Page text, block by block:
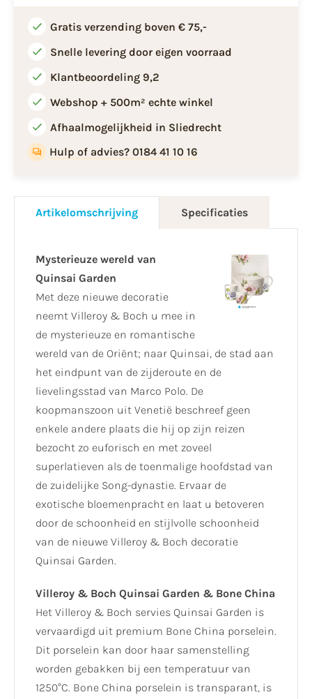
Gratis verzending boven € 75,-
Snelle levering door eigen voorraad
Klantbeoordeling 9,2
Webshop + 500m² echte winkel
Afhaalmogelijkheid in Sliedrecht
Hulp of advies? 0184 41 10 16
Artikelomschrijving Specificaties
Mysterieuze wereld van
Quinsai Garden
Met deze nieuwe decoratie
neemt Villeroy & Boch u mee in
de mysterieuze en romantische
wereld van de Oriënt; naar Quinsai, de stad aan
het eindpunt van de zijderoute en de
lievelingsstad van Marco Polo. De
koopmanszoon uit Venetië beschreef geen
enkele andere plaats die hij op zijn reizen
bezocht zo euforisch en met zoveel
superlatieven als de toenmalige hoofdstad van
de zuidelijke Song-dynastie. Ervaar de
exotische bloemenpracht en laat u betoveren
door de schoonheid en stijlvolle schoonheid
van de nieuwe Villeroy & Boch decoratie
Quinsai Garden.
Villeroy & Boch Quinsai Garden & Bone China
Het Villeroy & Boch servies Quinsai Garden is
vervaardigd uit premium Bone China porselein.
Dit porselein kan door haar samenstelling
worden gebakken bij een temperatuur van
1250°C. Bone China porselein is transparant, is